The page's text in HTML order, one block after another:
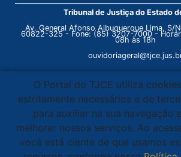
Tribunal de Justiça do Estado
Av. General Afonso Albuquerque Lima, S/
60822-325 - Fone: (85) 3207-7000 -
08h às 18h
O Portal do TJCE utiliza cookies
estritamente necessários e de
para auxiliar na sua navegação
melhorar nossos serviços. Ao
você está ciente de que usamos